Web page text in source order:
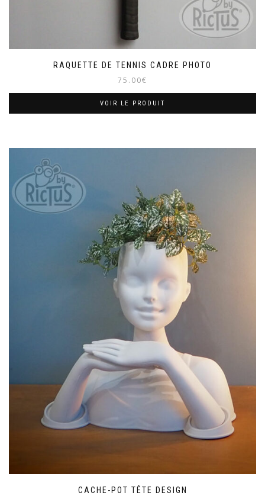
RAQUETTE DE TENNIS CADRE PHOTO
75.00€
VOIR LE PRODUIT
CACHE-POT TÊTE DESIGN